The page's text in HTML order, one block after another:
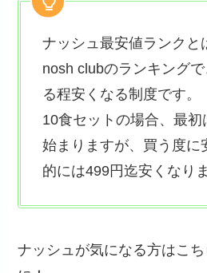
ナッシュ最安値ランクと
nosh clubのランキング
る程安くなる制度です。
10食セットの場合、最初
始まりますが、買う度に
的には499円迄安くなりま
ナッシュが気になる方はこ